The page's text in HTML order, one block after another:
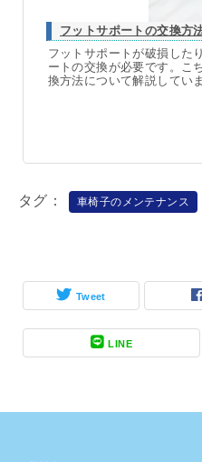
フットサポートの交換方
フットサポートが破損した
ートの交換が必要です。こ
換方法について解説していま
タグ 車椅子のメンテナンス
Tweet
LINE